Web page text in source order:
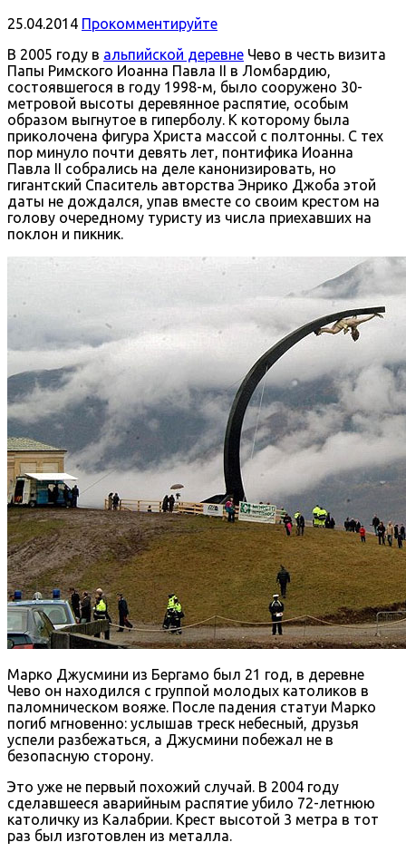
25.04.2014 Прокомментируйте
В 2005 году в альпийской деревне Чево в честь визита
Папы Римского Иоанна Павла ІІ в Ломбардию,
состоявшегося в году 1998-м, было сооружено 30-
метровой высоты деревянное распятие, особым
образом выгнутое в гиперболу. К которому была
приколочена фигура Христа массой с полтонны. С тех
пор минуло почти девять лет, понтифика Иоанна
Павла ІІ собрались на деле канонизировать, но
гигантский Спаситель авторства Энрико Джоба этой
даты не дождался, упав вместе со своим крестом на
голову очередному туристу из числа приехавших на
поклон и пикник.
Марко Джусмини из Бергамо был 21 год, в деревне
Чево он находился с группой молодых католиков в
паломническом вояже. После падения статуи Марко
погиб мгновенно: услышав треск небесный, друзья
успели разбежаться, а Джусмини побежал не в
безопасную сторону.
Это уже не первый похожий случай. В 2004 году
сделавшееся аварийным распятие убило 72-летнюю
католичку из Калабрии. Крест высотой 3 метра в тот
раз был изготовлен из металла.